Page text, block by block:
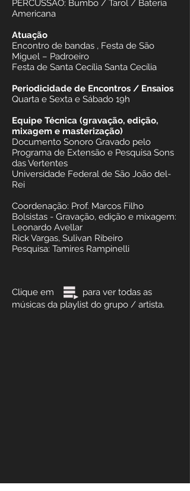
PERCUSSÃO: Bumbo / Tarol / Bateria
Americana
Atuação
Encontro de bandas , Festa de São
Miguel – Padroeiro
Festa de Santa Cecília Santa Cecília
Periodicidade de Encontros / Ensaios
Quarta e Sexta e Sábado 19h
Equipe Técnica (gravação, edição,
mixagem e masterização)
Documento Sonoro Gravado pelo
Programa de Extensão e Pesquisa Sons
das Vertentes
Universidade Federal de São João del-
Rei
Coordenação: Prof. Marcos Filho
Bolsistas - Gravação, edição e mixagem:
Leonardo Avellar
Rick Vargas, Sulivan Ribeiro
Pesquisa: Tamires Rampinelli
Clique em para ver todas as
músicas da playlist do grupo / artista.